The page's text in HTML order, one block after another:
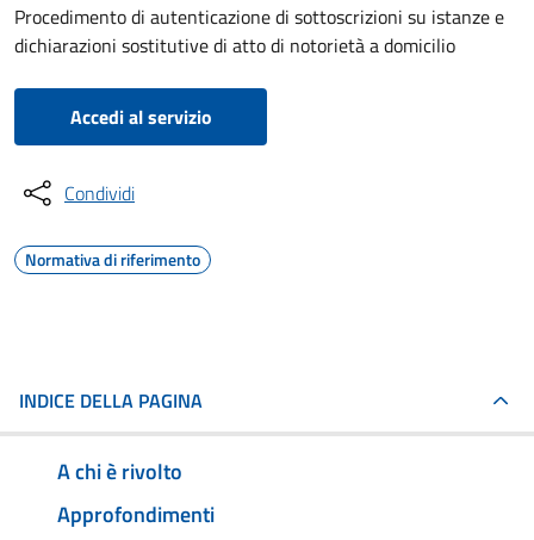
Procedimento di autenticazione di sottoscrizioni su istanze e
dichiarazioni sostitutive di atto di notorietà a domicilio
Accedi al servizio
Condividi
Normativa di riferimento
INDICE DELLA PAGINA
A chi è rivolto
Approfondimenti